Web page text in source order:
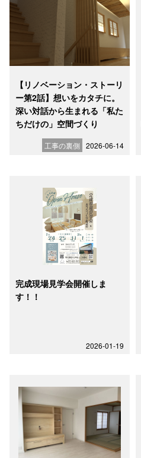
【リノベーション・ストーリ
ー第2話】想いをカタチに。
深い対話から生まれる「私た
ちだけの」空間づくり
工事の裏側 2026-06-14
完成現場見学会開催しま
す！！
2026-01-19